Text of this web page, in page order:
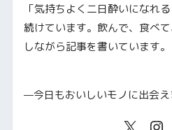
「気持ちよく二日酔いになれ
続けています。飲んで、食べ
しながら記事を書いています。
—今日もおいしいモノに出会え